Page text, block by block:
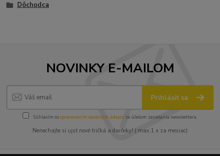
Dôchodca
NOVINKY E-MAILOM
Prihlásiť sa
Súhlasím sospracovaním osobných údajov za účelom zasielania newslettera.
Nenechajte si ujsť nové tričká a darčeky! ( max.1 x za mesiac)